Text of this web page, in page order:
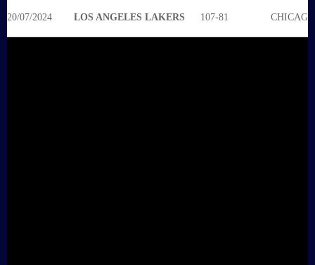
20/07/2024 LOS ANGELES LAKERS 107-81